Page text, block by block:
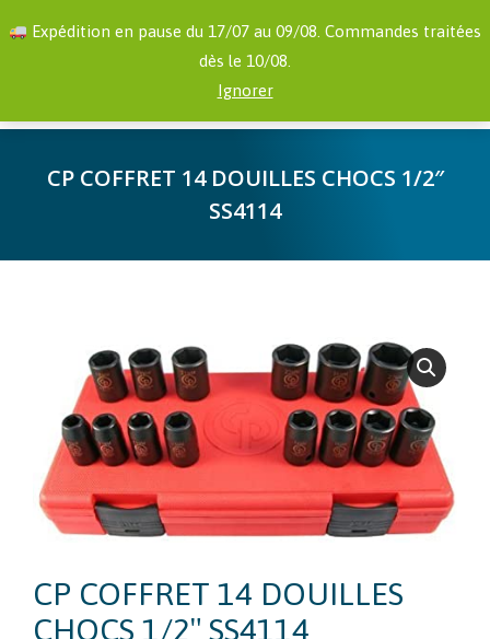
Expédition en pause du 17/07 au 09/08. Commandes traitées
dès le 10/08.
Ignorer
window
opens
window
:
CP COFFRET 14 DOUILLES CHOCS 1/2″
SS4114
CP COFFRET 14 DOUILLES
CHOCS 1/2″ SS4114